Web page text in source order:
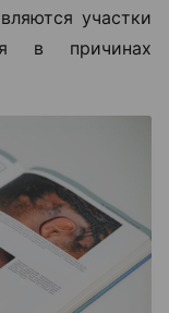
участки
в причинах